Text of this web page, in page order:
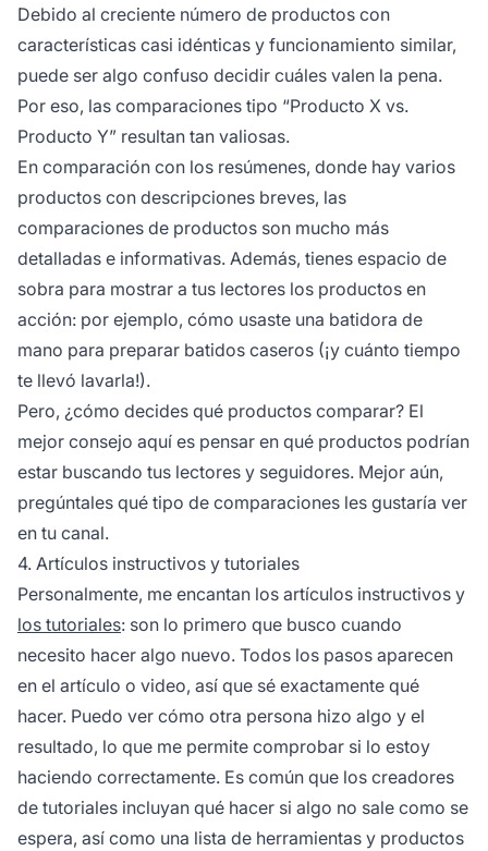
Debido al creciente número de productos con
características casi idénticas y funcionamiento similar,
puede ser algo confuso decidir cuáles valen la pena.
Por eso, las comparaciones tipo “Producto X vs.
Producto Y” resultan tan valiosas.
En comparación con los resúmenes, donde hay varios
productos con descripciones breves, las
comparaciones de productos son mucho más
detalladas e informativas. Además, tienes espacio de
sobra para mostrar a tus lectores los productos en
acción: por ejemplo, cómo usaste una batidora de
mano para preparar batidos caseros (¡y cuánto tiempo
te llevó lavarla!).
Pero, ¿cómo decides qué productos comparar? El
mejor consejo aquí es pensar en qué productos podrían
estar buscando tus lectores y seguidores. Mejor aún,
pregúntales qué tipo de comparaciones les gustaría ver
en tu canal.
4. Artículos instructivos y tutoriales
Personalmente, me encantan los artículos instructivos y
los tutoriales: son lo primero que busco cuando
necesito hacer algo nuevo. Todos los pasos aparecen
en el artículo o video, así que sé exactamente qué
hacer. Puedo ver cómo otra persona hizo algo y el
resultado, lo que me permite comprobar si lo estoy
haciendo correctamente. Es común que los creadores
de tutoriales incluyan qué hacer si algo no sale como se
espera, así como una lista de herramientas y productos